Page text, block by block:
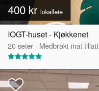
400 kr lokalleie
IOGT-huset - Kjøkkenet
20seter · Medbrakt mat tillatt